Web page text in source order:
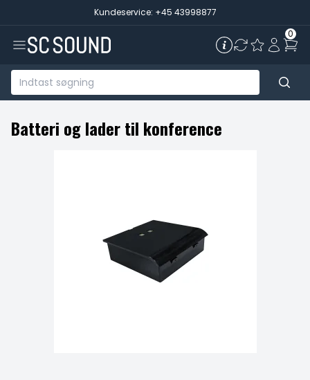
Kundeservice: +45 43998877
0
Batteri og lader til konference